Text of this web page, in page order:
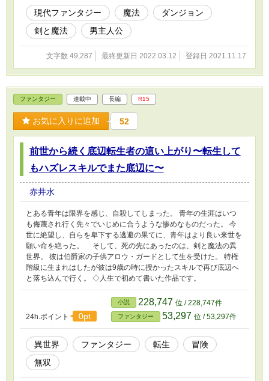
現代ファンタジー 魔法
ダンジョン
剣と魔法
男主人公
文字数 49,287 最終更新日 2022.03.12 登録日 2021.11.17
ファンタジー 連載中 長編 R15
お気に入りに追加 52
前世から続く底辺転生者の這い上がり〜転生して
もハズレスキルでまた底辺に〜
赤井水
とある青年は限界を感じ、自殺してしまった。 青年の生涯はいつ
も侮蔑され行く先々でいじめに合うような惨めなものだった。 今
世に絶望し、自らを卑下する逃避の果てに、青年はより良い来世を
願い命を絶った。 そして、死の先にあったのは、剣と魔法の異
世界。 彼は伯爵家の子供アロウ・ガードとして生を受けた。 特権
階級に生まれはしたが彼は9歳の時に授かったスキルで再び底辺へ
と落ち込んで行く。 ◇人生で初めて書いた作品です。
24h.ポイント 0pt
小説 228,747 位 / 228,747件
ファンタジー 53,297 位 / 53,297件
異世界 ファンタジー 転生
冒険
無双